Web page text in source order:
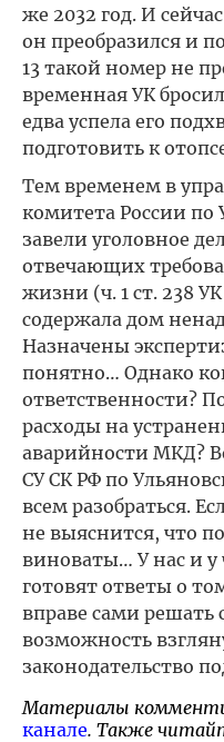
же 2032 год. И
он преобразился и
13 такой номер не
временная УК
едва успела его
подготовить к
Тем временем в
комитета России по
завели уголовное
отвечающих
жизни (ч. 1 ст. 238
содержала дом
Назначены
понятно… Однако
ответственности?
расходы на
аварийности МКД?
СУ СК РФ по
всем разобраться.
не выяснится, что
виноваты… У нас и
готовят ответы о
вправе сами решать
возможность
законодательство
Материалы
канале. Также